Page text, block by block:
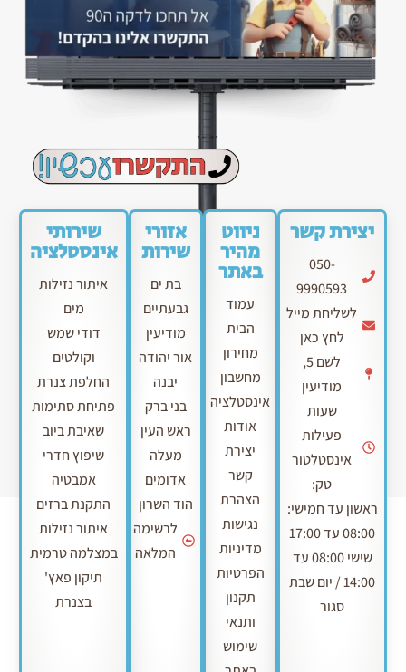
ניווט
מהיר
באתר
עמוד
הבית
מחירון
מחשבון
אינסטלציה
אודות
יצירת
קשר
הצהרת
נגישות
מדיניות
הפרטיות
תקנון
ותנאי
שימוש
יצירת קשר
050-
9990593
לשליחת מייל
לחץ כאן
לשם 5,
מודיעין
שעות
פעילות
אינסטלטור
טק:
ראשון עד חמישי:
08:00 עד 17:00
שישי 08:00 עד
14:00 / יום שבת
סגור
אזורי
שירות
בת ים
גבעתיים
מודיעין
אור יהודה
יבנה
בני ברק
ראש העין
מעלה
אדומים
הוד השרון
לרשימה
המלאה
שירותי
אינסטלציה
איתור נזילות
מים
דודי שמש
וקולטים
החלפת צנרת
פתיחת סתימות
שאיבת ביוב
שיפוץ חדרי
אמבטיה
התקנת ברזים
איתור נזילות
במצלמה טרמית
תיקון פאץ'
בצנרת